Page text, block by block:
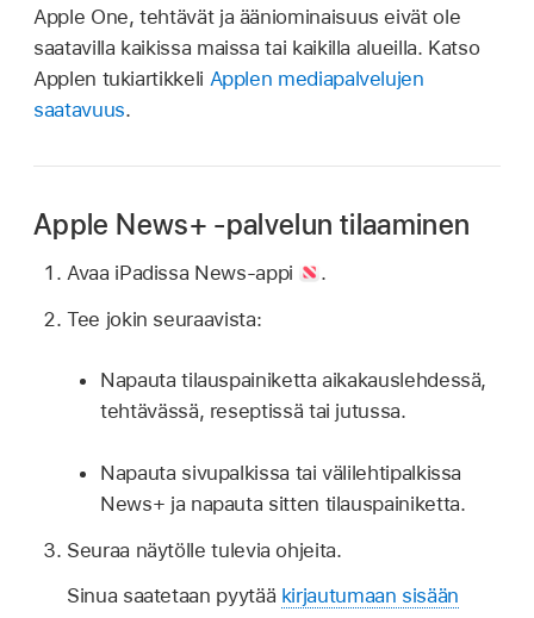
Apple One, tehtävät ja ääniominaisuus eivät ole
saatavilla kaikissa maissa tai kaikilla alueilla. Katso
Applen tukiartikkeli Applen mediapalvelujen
saatavuus.
Apple News+ -palvelun tilaaminen
Avaa iPadissa News-appi
.
Tee jokin seuraavista:
Napauta tilauspainiketta aikakauslehdessä,
tehtävässä, reseptissä tai jutussa.
Napauta sivupalkissa tai välilehtipalkissa
News+ ja napauta sitten tilauspainiketta.
Seuraa näytölle tulevia ohjeita.
Sinua saatetaan pyytää kirjautumaan sisään